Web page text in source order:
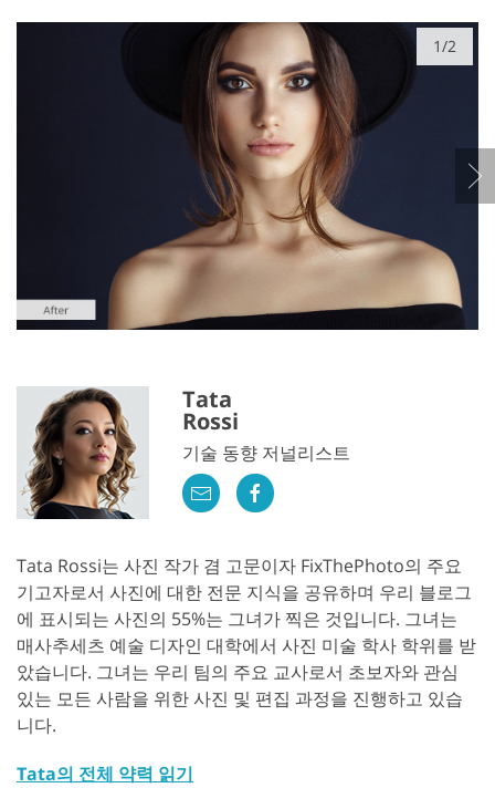
1/2
Tata
Rossi
기술 동향 저널리스트
Tata Rossi는 사진 작가 겸 고문이자 FixThePhoto의 주요
기고자로서 사진에 대한 전문 지식을 공유하며 우리 블로그
에 표시되는 사진의 55%는 그녀가 찍은 것입니다. 그녀는
매사추세츠 예술 디자인 대학에서 사진 미술 학사 학위를 받
았습니다. 그녀는 우리 팀의 주요 교사로서 초보자와 관심
있는 모든 사람을 위한 사진 및 편집 과정을 진행하고 있습
니다.
Tata의 전체 약력 읽기